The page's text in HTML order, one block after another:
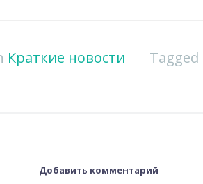
Краткие новости Tagged
Добавить комментарий